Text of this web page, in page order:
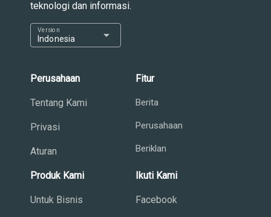
teknologi dan informasi.
Indonesia
Version arrow_drop_down
Perusahaan
Tentang Kami
Privasi
Aturan
Fitur
Berita
Perusahaan
Beriklan
Produk Kami
Untuk Bisnis
Ikuti Kami
Facebook